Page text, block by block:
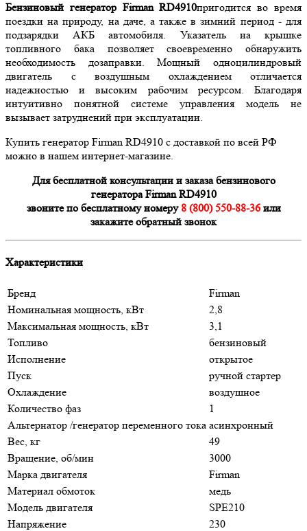
Бензиновый генератор Firman RD4910пригодится во время
поездки на природу, на даче, а также в зимний период - для
подзарядки АКБ автомобиля. Указатель на крышке
топливного бака позволяет своевременно обнаружить
необходимость дозаправки. Мощный одноцилиндровый
двигатель с воздушным охлаждением отличается
надежностью и высоким рабочим ресурсом. Благодаря
интуитивно понятной системе управления модель не
вызывает затруднений при эксплуатации.
Купить генератор Firman RD4910 с доставкой по всей РФ
можно в нашем интернет-магазине.
Для бесплатной консультации и заказа бензинового
генератора Firman RD4910
звоните по бесплатному номеру 8 (800) 550-88-36или
закажите обратный звонок
Характеристики
Бренд
Firman
Номинальная мощность, кВт
2,8
Максимальная мощность, кВт
3,1
Топливо
бензиновый
Исполнение
открытое
Пуск
ручной стартер
Охлаждение
воздушное
Количество фаз
1
Альтернатор /генератор переменного тока асинхронный
Вес, кг
49
Вращение, об/мин
3000
Марка двигателя
Firman
Материал обмоток
медь
Модель двигателя
SPE210
Напряжение
230